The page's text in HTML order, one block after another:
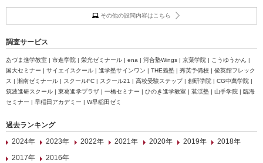
その他の設問内容はこちら
調査サービス
あづま進学教室 | 市進学院 | 栄光ゼミナール | ena | 河合塾Wings | 京葉学院 | こうゆうかん |
国大セミナー | サイエイスクール | 進学塾サインワン | THE義塾 | 秀英予備校 | 俊英館フレック
ス | 湘南ゼミナール | スクールFC | スクール21 | 高校受験ステップ | 創研学院 | CG中萬学院 |
筑波進研スクール | 東葛進学プラザ | 一橋セミナー | ひのき進学教室 | 茗渓塾 | 山手学院 | 臨海
セミナー | 早稲田アカデミー | W早稲田ゼミ
過去ランキング
2024年
2023年 2022年 2021年 2020年 2019年
2018年
2017年
2016年